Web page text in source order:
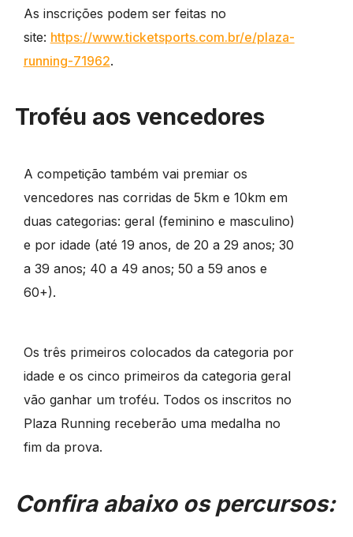
As inscrições podem ser feitas no
site: https://www.ticketsports.com.br/e/plaza-
running-71962.
Troféu aos vencedores
A competição também vai premiar os
vencedores nas corridas de 5km e 10km em
duas categorias: geral (feminino e masculino)
e por idade (até 19 anos, de 20 a 29 anos; 30
a 39 anos; 40 a 49 anos; 50 a 59 anos e
60+).
Os três primeiros colocados da categoria por
idade e os cinco primeiros da categoria geral
vão ganhar um troféu. Todos os inscritos no
Plaza Running receberão uma medalha no
fim da prova.
Confira abaixo os percursos: